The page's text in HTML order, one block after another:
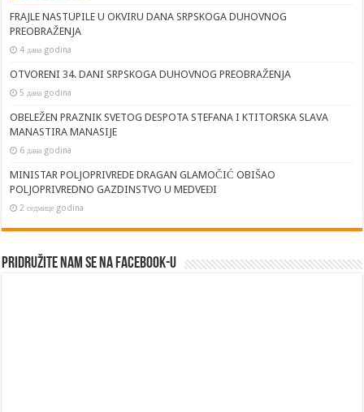
FRAJLE NASTUPILE U OKVIRU DANA SRPSKOGA DUHOVNOG
PREOBRAŽENJA
4 дана godina
OTVORENI 34. DANI SRPSKOGA DUHOVNOG PREOBRAŽENJA
5 дана godina
OBELEŽEN PRAZNIK SVETOG DESPOTA STEFANA I KTITORSKA SLAVA
MANASTIRA MANASIJE
6 дана godina
MINISTAR POLJOPRIVREDE DRAGAN GLAMOČIĆ OBIŠAO
POLJOPRIVREDNO GAZDINSTVO U MEDVEĐI
2 седмице godina
Pridružite nam se na Facebook-u